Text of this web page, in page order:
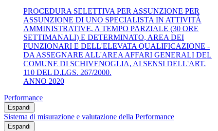
PROCEDURA SELETTIVA PER ASSUNZIONE PER
ASSUNZIONE DI UNO SPECIALISTA IN ATTIVITÀ
AMMINISTRATIVE, A TEMPO PARZIALE (30 ORE
SETTIMANALI) E DETERMINATO, AREA DEI
FUNZIONARI E DELL'ELEVATA QUALIFICAZIONE -
DA ASSEGNARE ALL'AREA AFFARI GENERALI DEL
COMUNE DI SCHIVENOGLIA, AI SENSI DELL'ART.
110 DEL D.LGS. 267/2000.
ANNO 2020
Performance
Espandi
Sistema di misurazione e valutazione della Performance
Espandi